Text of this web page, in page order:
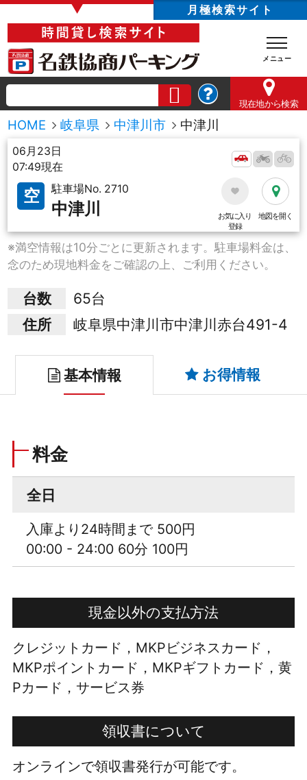
▼ 月極検索サイト
現在地から検索
HOME 岐阜県 中津川市 中津川
06月23日
07:49現在
空 駐車場No. 2710
中津川
お気に入り
登録
地図を開く
※満空情報は10分ごとに更新されます。駐車場料金は、
念のため現地料金をご確認の上、ご利用ください。
台数
65台
住所
岐阜県中津川市中津川赤台491-4
基本情報 お得情報
料金
全日
入庫より24時間まで 500円
00:00 - 24:00 60分 100円
現金以外の支払方法
クレジットカード，MKPビジネスカード，
MKPポイントカード，MKPギフトカード，黄
Pカード，サービス券
領収書について
オンラインで領収書発行が可能です。